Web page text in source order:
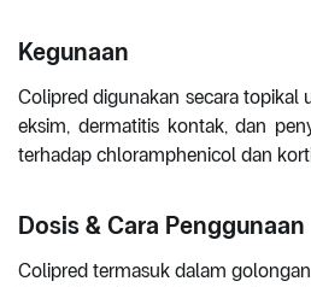
Kegunaan
Colipred digunakan secara topikal
eksim, dermatitis kontak, dan
terhadap chloramphenicol dan
Dosis & Cara Penggunaan
Colipred termasuk dalam